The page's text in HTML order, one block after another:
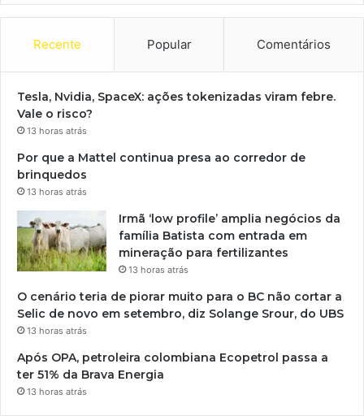
Recente Popular Comentários
Tesla, Nvidia, SpaceX: ações tokenizadas viram febre.
Vale o risco?
13 horas atrás
Por que a Mattel continua presa ao corredor de
brinquedos
13 horas atrás
Irmã ‘low profile’ amplia negócios da
família Batista com entrada em
mineração para fertilizantes
13 horas atrás
O cenário teria de piorar muito para o BC não cortar a
Selic de novo em setembro, diz Solange Srour, do UBS
13 horas atrás
Após OPA, petroleira colombiana Ecopetrol passa a
ter 51% da Brava Energia
13 horas atrás